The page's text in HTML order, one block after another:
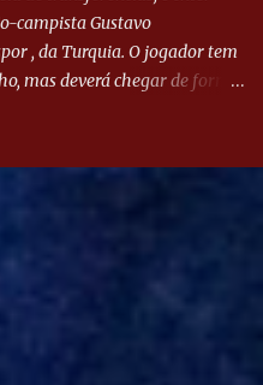
campista Gustavo
, da Turquia. O jogador tem
mas deverá chegar de forma
Itália, e Ludogorets, da
Beira-Rio para ser mais uma
meio-campo. Atualmente, na
Inter encaminha